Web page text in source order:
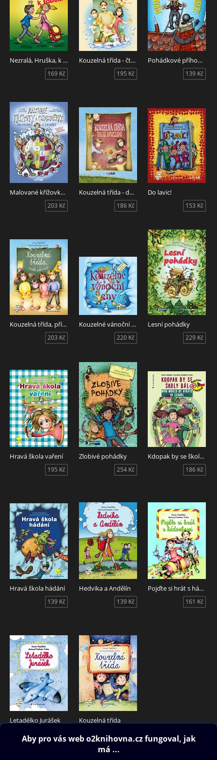
Nezralá, Hruška, k tabuli!
169 Kč
Kouzelná třída - čtvrtý rok
195 Kč
Pohádkové příhody kominíka Valenty
139 Kč
Malované křížovky a osmisměrky pro prvňáky a druháky
203 Kč
Kouzelná třída - další kouzlení
186 Kč
Do lavic!
153 Kč
Kouzelná třída, příběh pokračuje
203 Kč
Kouzelné vánoční sny
220 Kč
Lesní pohádky
229 Kč
Hravá škola vaření
195 Kč
Zlobivé pohádky
254 Kč
Kdopak by se školy bál/Who Would Be Afraid of School
186 Kč
Hravá škola hádání
139 Kč
Hedvika a Andělín
139 Kč
Pojďte si hrát s hádankami
161 Kč
Letadélko Jurášek
161 Kč
Kouzelná třída